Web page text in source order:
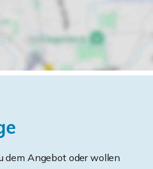
dem Angebot oder wollen